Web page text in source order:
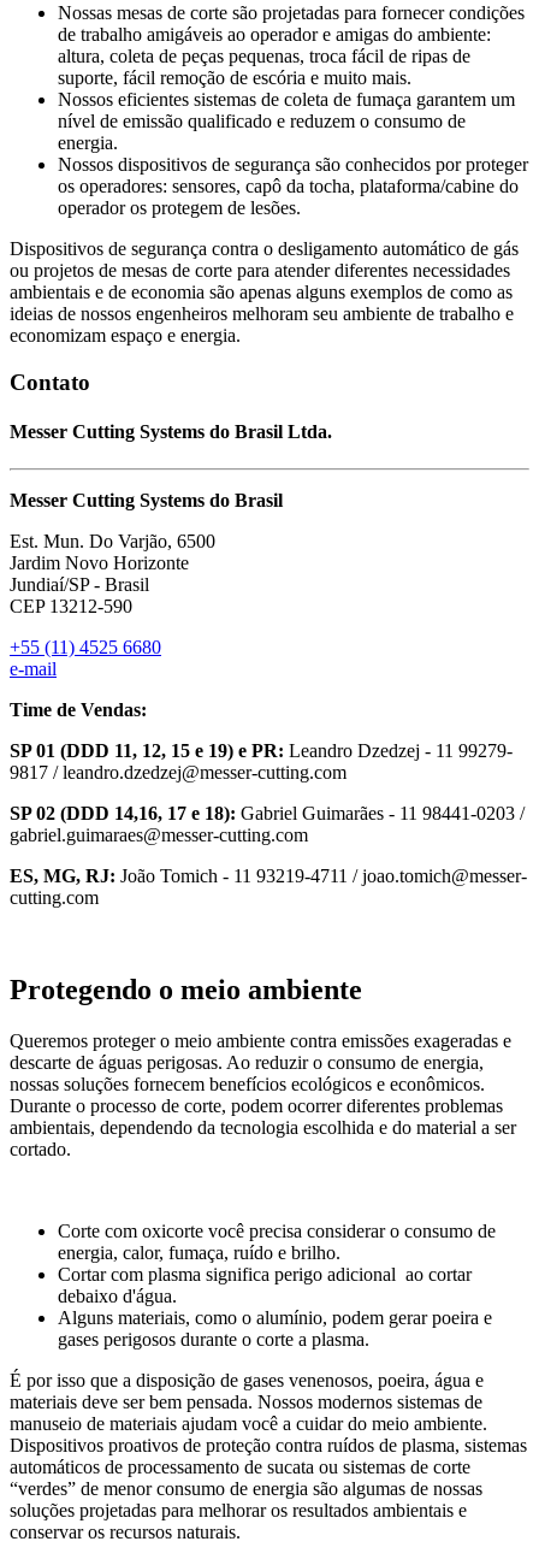
Nossas mesas de corte são projetadas para fornecer condições
de trabalho amigáveis ​​ao operador e amigas do ambiente:
altura, coleta de peças pequenas, troca fácil de ripas de
suporte, fácil remoção de escória e muito mais.
Nossos eficientes sistemas de coleta de fumaça garantem um
nível de emissão qualificado e reduzem o consumo de
energia.
Nossos dispositivos de segurança são conhecidos por proteger
os operadores: sensores, capô da tocha, plataforma/cabine do
operador os protegem de lesões.
Dispositivos de segurança contra o desligamento automático de gás
ou projetos de mesas de corte para atender diferentes necessidades
ambientais e de economia são apenas alguns exemplos de como as
ideias de nossos engenheiros melhoram seu ambiente de trabalho e
economizam espaço e energia.
Contato
Messer Cutting Systems do Brasil Ltda.
Messer Cutting Systems do Brasil
Est. Mun. Do Varjão, 6500
Jardim Novo Horizonte
Jundiaí/SP - Brasil
CEP 13212-590
+55 (11) 4525 6680
e-mail
Time de Vendas:
SP 01 (DDD 11, 12, 15 e 19) e PR: Leandro Dzedzej - 11 99279-
9817 / leandro.dzedzej@messer-cutting.com
SP 02 (DDD 14,16, 17 e 18): Gabriel Guimarães - 11 98441-0203 /
gabriel.guimaraes@messer-cutting.com
ES, MG, RJ: João Tomich - 11 93219-4711 / joao.tomich@messer-
cutting.com
Protegendo o meio ambiente
Queremos proteger o meio ambiente contra emissões exageradas e
descarte de águas perigosas. Ao reduzir o consumo de energia,
nossas soluções fornecem benefícios ecológicos e econômicos.
Durante o processo de corte, podem ocorrer diferentes problemas
ambientais, dependendo da tecnologia escolhida e do material a ser
cortado.
Corte com oxicorte você precisa considerar o consumo de
energia, calor, fumaça, ruído e brilho.
Cortar com plasma significa perigo adicional ao cortar
debaixo d'água.
Alguns materiais, como o alumínio, podem gerar poeira e
gases perigosos durante o corte a plasma.
É por isso que a disposição de gases venenosos, poeira, água e
materiais deve ser bem pensada. Nossos modernos sistemas de
manuseio de materiais ajudam você a cuidar do meio ambiente.
Dispositivos proativos de proteção contra ruídos de plasma, sistemas
automáticos de processamento de sucata ou sistemas de corte
“verdes” de menor consumo de energia são algumas de nossas
soluções projetadas para melhorar os resultados ambientais e
conservar os recursos naturais.